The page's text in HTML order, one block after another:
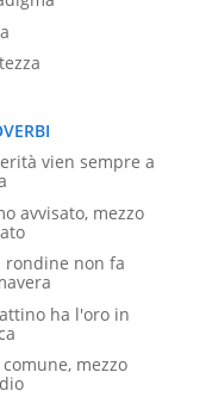
vien sempre a
avvisato, mezzo
rondine non fa
ha l'oro in
mezzo